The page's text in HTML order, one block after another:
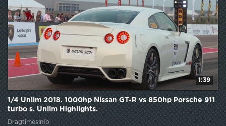
1:39
1/4 Unlim 2018. 1000hp Nissan GT-R vs 850hp Porsche 911
turbo s. Unlim Highlights.
DragtimesInfo